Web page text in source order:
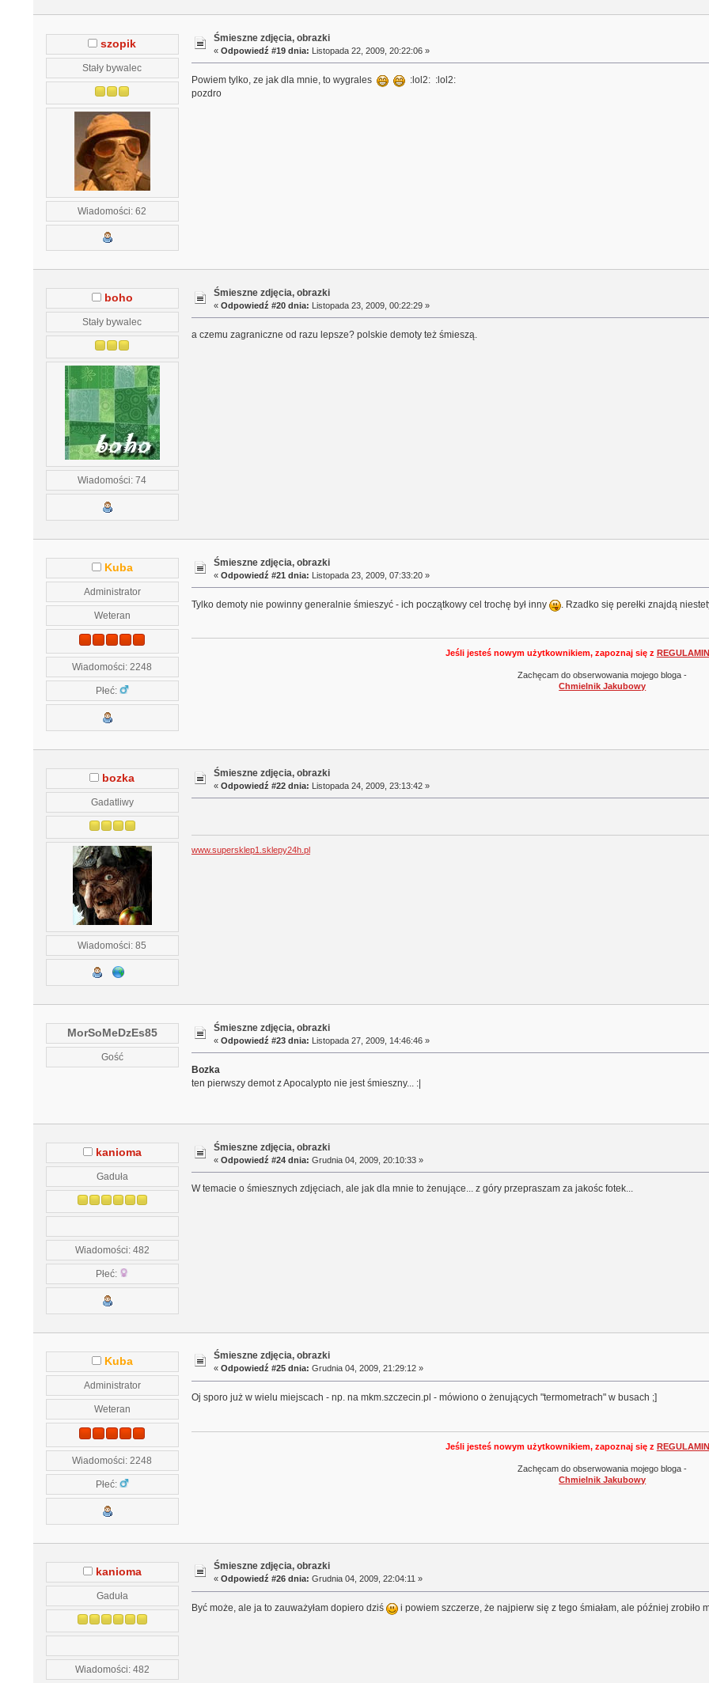
szopik
Stały bywalec
Wiadomości: 62
Śmieszne zdjęcia, obrazki
«Odpowiedź #19 dnia: Listopada 22, 2009, 20:22:06 »
Powiem tylko, ze jak dla mnie, to wygrales
:lol2: :lol2:
pozdro
boho
Stały bywalec
Wiadomości: 74
Śmieszne zdjęcia, obrazki
«Odpowiedź #20 dnia: Listopada 23, 2009, 00:22:29 »
a czemu zagraniczne od razu lepsze? polskie demoty też śmieszą.
Kuba
Administrator
Weteran
Wiadomości: 2248
Płeć:
Śmieszne zdjęcia, obrazki
«Odpowiedź #21 dnia: Listopada 23, 2009, 07:33:20 »
Tylko demoty nie powinny generalnie śmieszyć - ich początkowy cel trochę był inny . Rzadko się perełki znajdą
Jeśli jesteś nowym użytkownikiem, zapoznaj się z
Zachęcam do obserwowania mojego bloga -
Chmielnik Jakubowy
bozka
Gadatliwy
Wiadomości: 85
Śmieszne zdjęcia, obrazki
«Odpowiedź #22 dnia: Listopada 24, 2009, 23:13:42 »
www.supersklep1.sklepy24h.pl
MorSoMeDzEs85
Gość
Śmieszne zdjęcia, obrazki
«Odpowiedź #23 dnia: Listopada 27, 2009, 14:46:46 »
Bozka
ten pierwszy demot z Apocalypto nie jest śmieszny... :|
kanioma
Gaduła
Wiadomości: 482
Płeć:
Śmieszne zdjęcia, obrazki
«Odpowiedź #24 dnia: Grudnia 04, 2009, 20:10:33 »
W temacie o śmiesznych zdjęciach, ale jak dla mnie to żenujące... z góry przepraszam za jakośc fotek...
Kuba
Administrator
Weteran
Wiadomości: 2248
Płeć:
Śmieszne zdjęcia, obrazki
«Odpowiedź #25 dnia: Grudnia 04, 2009, 21:29:12 »
Oj sporo już w wielu miejscach - np. na mkm.szczecin.pl - mówiono o żenujących "termometrach" w busach ;]
Jeśli jesteś nowym użytkownikiem, zapoznaj się z
Zachęcam do obserwowania mojego bloga -
Chmielnik Jakubowy
kanioma
Gaduła
Wiadomości: 482
Śmieszne zdjęcia, obrazki
«Odpowiedź #26 dnia: Grudnia 04, 2009, 22:04:11 »
Być może, ale ja to zauważyłam dopiero dziś i powiem szczerze, że najpierw się z tego śmiałam, ale później zrobiło